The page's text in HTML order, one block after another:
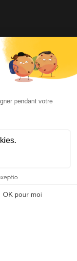
Légales